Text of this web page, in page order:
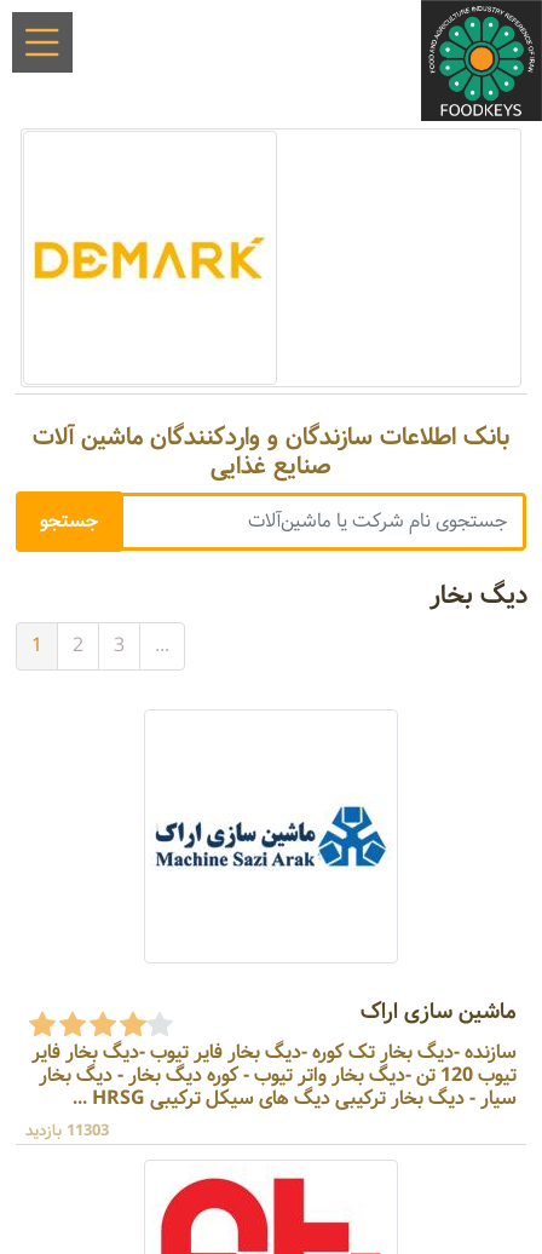
بانک اطلاعات سازندگان و واردکنندگان ماشین آلات
صنایع غذایی
دیگ بخار
1 2 3 ...
ماشین سازی اراک
سازنده -دیگ بخار تک کوره -دیگ بخار فایر تیوب -دیگ بخار فایر
تیوب 120 تن -دیگ بخار واتر تیوب - کوره دیگ بخار - دیگ بخار
سیار - دیگ بخار ترکیبی دیگ های سیکل ترکیبی HRSG ...
11303 بازدید